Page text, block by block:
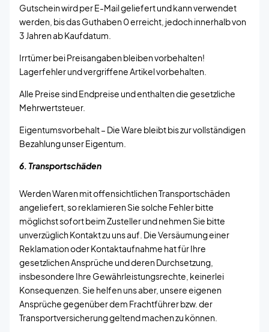
Gutschein wird per E-Mail geliefert und kann verwendet
werden, bis das Guthaben 0 erreicht, jedoch innerhalb von
3 Jahren ab Kaufdatum.
Irrtümer bei Preisangaben bleiben vorbehalten!
Lagerfehler und vergriffene Artikel vorbehalten.
Alle Preise sind Endpreise und enthalten die gesetzliche
Mehrwertsteuer.
Eigentumsvorbehalt – Die Ware bleibt bis zur vollständigen
Bezahlung unser Eigentum.
6. Transportschäden
Werden Waren mit offensichtlichen Transportschäden
angeliefert, so reklamieren Sie solche Fehler bitte
möglichst sofort beim Zusteller und nehmen Sie bitte
unverzüglich Kontakt zu uns auf. Die Versäumung einer
Reklamation oder Kontaktaufnahme hat für Ihre
gesetzlichen Ansprüche und deren Durchsetzung,
insbesondere Ihre Gewährleistungsrechte, keinerlei
Konsequenzen. Sie helfen uns aber, unsere eigenen
Ansprüche gegenüber dem Frachtführer bzw. der
Transportversicherung geltend machen zu können.